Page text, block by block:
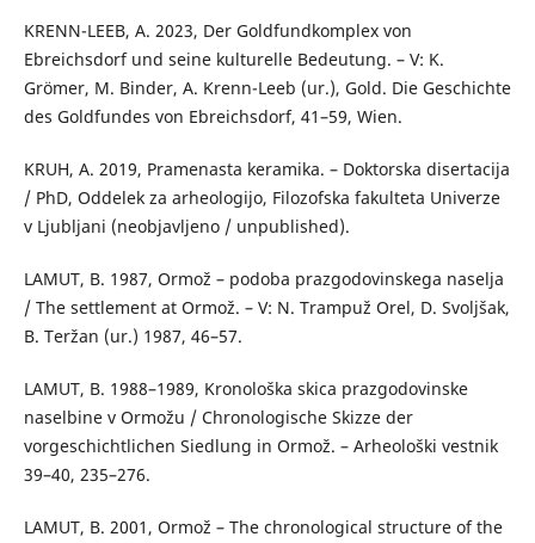
KRENN-LEEB, A. 2023, Der Goldfundkomplex von
Ebreichsdorf und seine kulturelle Bedeutung. – V: K.
Grömer, M. Binder, A. Krenn-Leeb (ur.), Gold. Die Geschichte
des Goldfundes von Ebreichsdorf, 41–59, Wien.
KRUH, A. 2019, Pramenasta keramika. – Doktorska disertacija
/ PhD, Oddelek za arheologijo, Filozofska fakulteta Univerze
v Ljubljani (neobjavljeno / unpublished).
LAMUT, B. 1987, Ormož – podoba prazgodovinskega naselja
/ The settlement at Ormož. – V: N. Trampuž Orel, D. Svoljšak,
B. Teržan (ur.) 1987, 46–57.
LAMUT, B. 1988–1989, Kronološka skica prazgodovinske
naselbine v Ormožu / Chronologische Skizze der
vorgeschichtlichen Siedlung in Ormož. – Arheološki vestnik
39–40, 235–276.
LAMUT, B. 2001, Ormož – The chronological structure of the